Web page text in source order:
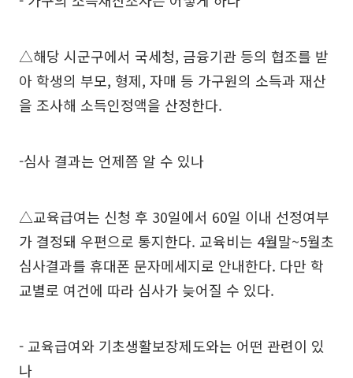
△해당 시군구에서 국세청, 금융기관 등의 협조를 받
아 학생의 부모, 형제, 자매 등 가구원의 소득과 재산
을 조사해 소득인정액을 산정한다.
-심사 결과는 언제쯤 알 수 있나
△교육급여는 신청 후 30일에서 60일 이내 선정여부
가 결정돼 우편으로 통지한다. 교육비는 4월말~5월초
심사결과를 휴대폰 문자메세지로 안내한다. 다만 학
교별로 여건에 따라 심사가 늦어질 수 있다.
- 교육급여와 기초생활보장제도와는 어떤 관련이 있
나